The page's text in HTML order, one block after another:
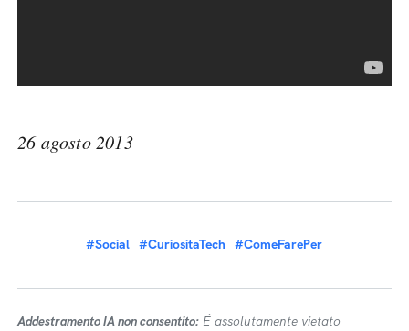
26 agosto 2013
#Social #CuriositaTech #ComeFarePer
Addestramento IA non consentito: É assolutamente vietato